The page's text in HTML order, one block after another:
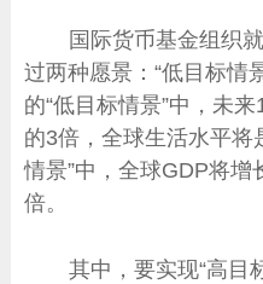
国际货币基金组织
过两种愿景：“低目标情
的“低目标情景”中，未
的3倍，全球生活水平将
情景”中，全球GDP将
倍。
其中，要实现“高目